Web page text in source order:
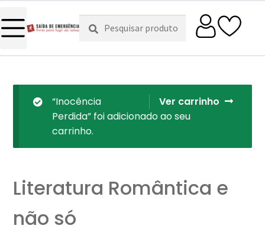
Pesquisar
por:
Pesquisa
Ver carrinho
“Inocência
Perdida” foi adicionado ao seu
carrinho.
Literatura Romântica e
não só